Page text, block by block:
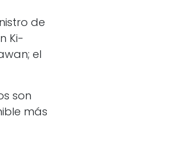
de
Ki-
el
son
más